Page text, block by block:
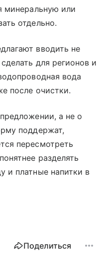
минеральную или
отдельно.
вводить не
для регионов и
вода
после очистки.
а не о
поддержат,
пересмотреть
разделять
и платные напитки в
Поделиться